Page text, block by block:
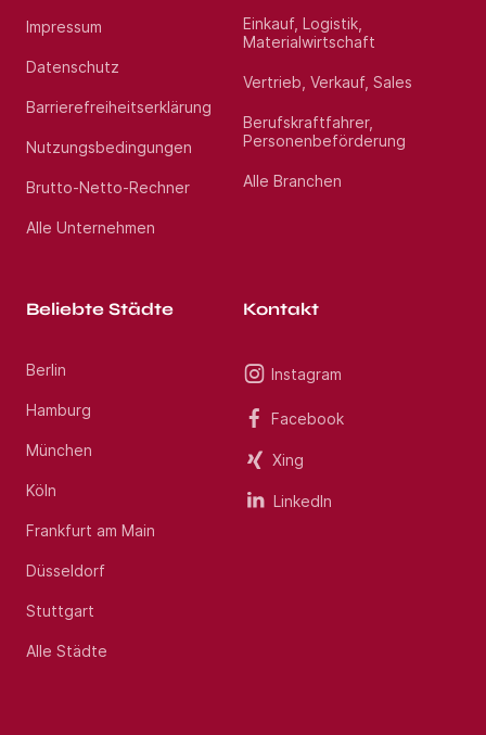
Impressum
Datenschutz
Barrierefreiheitserklärung
Nutzungsbedingungen
Brutto-Netto-Rechner
Alle Unternehmen
Einkauf, Logistik,
Materialwirtschaft
Vertrieb, Verkauf, Sales
Berufskraftfahrer,
Personenbeförderung
Alle Branchen
Beliebte Städte
Berlin
Hamburg
München
Köln
Frankfurt am Main
Düsseldorf
Stuttgart
Alle Städte
Kontakt
Instagram
Facebook
Xing
LinkedIn